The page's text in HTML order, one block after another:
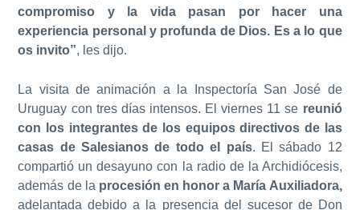
compromiso y la vida pasan por hacer una
experiencia personal y profunda de Dios. Es a lo que
os invito”, les dijo.
La visita de animación a la Inspectoría San José de
Uruguay con tres días intensos. El viernes 11 se reunió
con los integrantes de los equipos directivos de las
casas de Salesianos de todo el país. El sábado 12
compartió un desayuno con la radio de la Archidiócesis,
además de la procesión en honor a María Auxiliadora,
adelantada debido a la presencia del sucesor de Don